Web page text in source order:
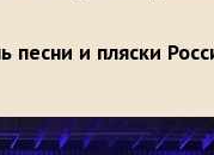
песни и пляски